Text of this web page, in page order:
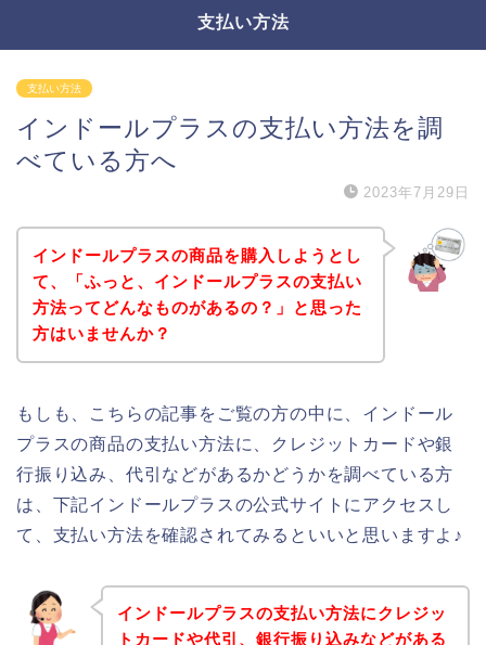
支払い方法
支払い方法
インドールプラスの支払い方法を調
べている方へ
2023年7月29日
インドールプラスの商品を購入しようとし
て、「ふっと、インドールプラスの支払い
方法ってどんなものがあるの？」と思った
方はいませんか？
もしも、こちらの記事をご覧の方の中に、インドール
プラスの商品の支払い方法に、クレジットカードや銀
行振り込み、代引などがあるかどうかを調べている方
は、下記インドールプラスの公式サイトにアクセスし
て、支払い方法を確認されてみるといいと思いますよ♪
インドールプラスの支払い方法にクレジッ
トカードや代引、銀行振り込みなどがある